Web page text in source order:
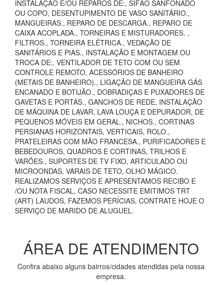
INSTALAÇÃO E/OU REPAROS DE:, SIFÃO SANFONADO
OU COPO, DESENTUPIMENTO DE VASO SANITÁRIO.,
MANGUEIRAS., REPARO DE DESCARGA., REPARO DE
CAIXA ACOPLADA., TORNEIRAS E MISTURADORES. ,
FILTROS., TORNEIRA ELÉTRICA., VEDAÇÃO DE
SANITÁRIOS E PIAS., INSTALAÇÃO E MONTAGEM OU
TROCA DE:, VENTILADOR DE TETO COM OU SEM
CONTROLE REMOTO, ACESSÓRIOS DE BANHEIRO
(METAIS DE BANHEIRO)., LIGAÇÃO DE MANGUEIRA GÁS
ENCANADO E BOTIJÃO., DOBRADIÇAS E PUXADORES DE
GAVETAS E PORTAS., GANCHOS DE REDE, INSTALAÇÃO
DE MÁQUINA DE LAVAR, LAVA LOUÇA E DEPURADOR, DE
PEQUENOS MÓVEIS EM GERAL., NICHOS., CORTINAS
PERSIANAS HORIZONTAIS, VERTICAIS, ROLO.,
PRATELEIRAS COM MÃO FRANCESA., PURIFICADORES E
BEBEDOUROS, QUADROS E CORTINAS, TRILHOS E
VARÕES., SUPORTES DE TV FIXO, ARTICULADO OU
MICROONDAS, VARAIS DE TETO, OLHO MÁGICO.
REALIZAMOS SERVIÇOS E APRESENTAMOS RECIBO E
/OU NOTA FISCAL, CASO NECESSITE EMITIMOS TRT
(ART) LAUDOS, FAZEMOS PERÍCIAS, CONTRATE HOJE O
SERVIÇO DE MARIDO DE ALUGUEL.
ÁREA DE ATENDIMENTO
Confira abaixo alguns bairros/cidades atendidas pela nossa
empresa.